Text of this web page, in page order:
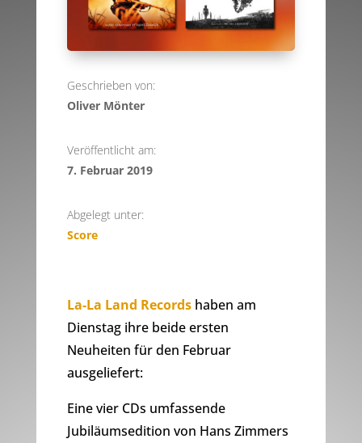
Geschrieben von:
Oliver Mönter
Veröffentlicht am:
7. Februar 2019
Abgelegt unter:
Score
La-La Land Recordshaben am
Dienstag ihre beide ersten
Neuheiten für den Februar
ausgeliefert:
Eine vier CDs umfassende
Jubiläumsedition von Hans Zimmers